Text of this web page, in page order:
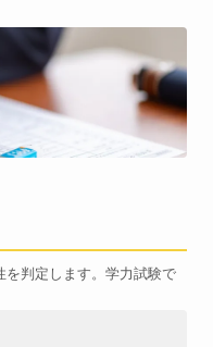
を判定します。学力試験で